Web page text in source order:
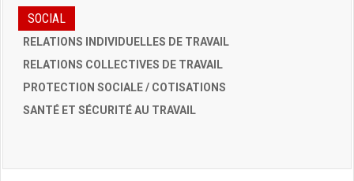
SOCIAL
RELATIONS INDIVIDUELLES DE TRAVAIL
RELATIONS COLLECTIVES DE TRAVAIL
PROTECTION SOCIALE / COTISATIONS
SANTÉ ET SÉCURITÉ AU TRAVAIL